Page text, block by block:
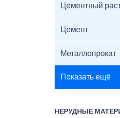
Цементный
Цемент
Металлопрокат
Показать ещё
НЕРУДНЫЕ